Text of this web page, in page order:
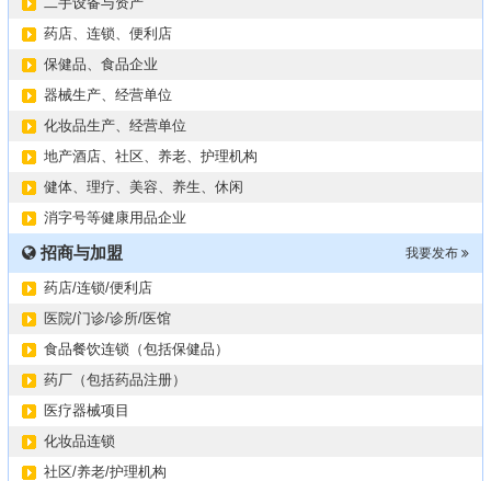
【寻求合作】海外代理、慈善机构
某资方在全国大量求购各地机构
西南地区某煤炭公司寻求合作
2024第34届（广东）国际大健康产业博览会
某器械公司项目技术转让
10-13
#冠心病养生素口服液项目招商或寻求技术转让
大健康交易中心平台招商
膝关节修复药物融资计划
华北某药厂转让（年利有3000多万）
药店、连锁、便利店
保健品、食品企业
器械生产、经营单位
化妆品生产、经营单位
地产酒店、社区、养老、护理机构
健体、理疗、美容、养生、休闲
消字号等健康用品企业
我要发布
招商与加盟
药店/连锁/便利店
医院/门诊/诊所/医馆
食品餐饮连锁（包括保健品）
药厂（包括药品注册）
医疗器械项目
化妆品连锁
社区/养老/护理机构